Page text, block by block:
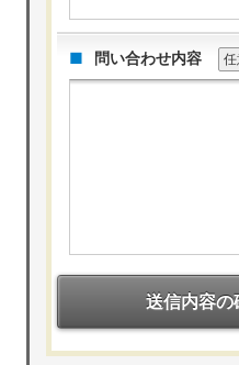
問い合わせ内容 任
送信内容の